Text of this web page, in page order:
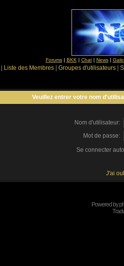
Forums| BKK | Chat| News|
Liste des Membres Groupes d'utilisateurs
Veuillez entrer votre nom
Nom d'utilisateur:
Mot de passe:
Se connecter
J'ai
Powered by